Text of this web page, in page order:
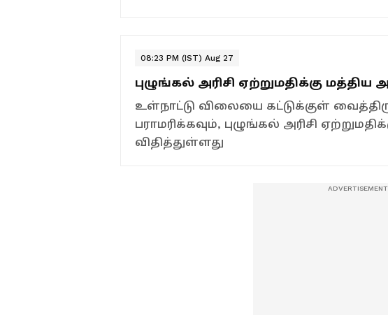
08:23 PM (IST) Aug 27
புழுங்கல் அரிசி ஏற்றுமதிக்கு மத்திய
உள்நாட்டு விலையை கட்டுக்குள்
பராமரிக்கவும், புழுங்கல் அரிசி
விதித்துள்ளது